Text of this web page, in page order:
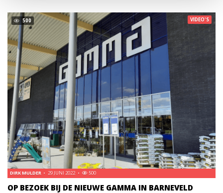
500
OP BEZOEK BIJ DE NIEUWE GAMMA IN BARNEVELD
DIRK MULDER 29 JUNI 2022 500
VIDEO'S